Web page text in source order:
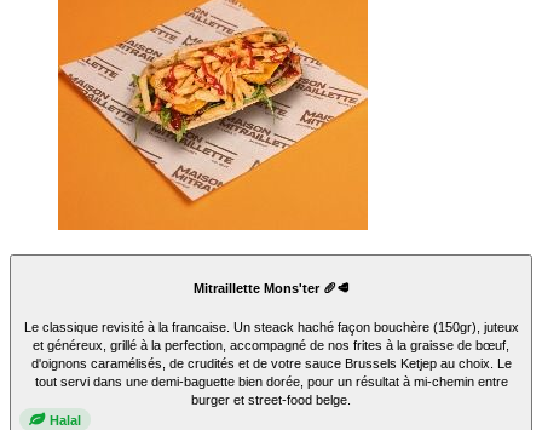
Mitraillette Mons'ter 🥖🥩
Le classique revisité à la francaise. Un steack haché façon bouchère (150gr), juteux
et généreux, grillé à la perfection, accompagné de nos frites à la graisse de bœuf,
d'oignons caramélisés, de crudités et de votre sauce Brussels Ketjep au choix. Le
tout servi dans une demi-baguette bien dorée, pour un résultat à mi-chemin entre
burger et street-food belge.
Halal